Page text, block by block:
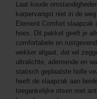
Laat koude
karpervangst niet in de
Element Comfort
hoes. Dit pakket geeft je
comfortabele en
wekker afgaat, dat wil
ultralichte, ademende en
statisch geplaatste holle
heeft de slaapzak aan
toegankelijke ritsen met